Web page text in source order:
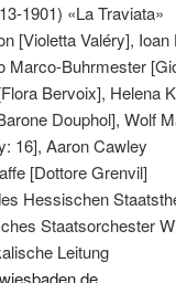
1901) «La Traviata»
[Violetta Valéry],
Marco-Buhrmester
Bervoix], Helena
Douphol], Wolf
16], Aaron Cawley
[Dottore Grenvil]
Hessischen
Staatsorchester
Leitung